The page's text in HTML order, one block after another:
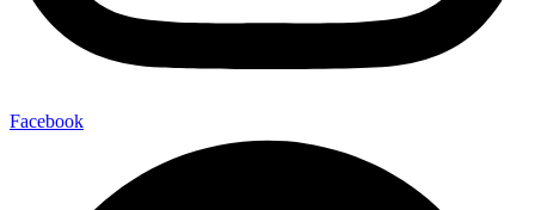
Facebook